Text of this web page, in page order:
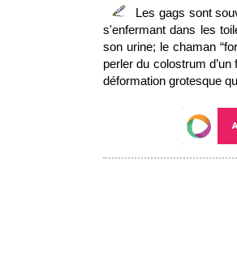
Les gags sont
s'enfermant dans les
son urine; le chaman
perler du colostrum
déformation grotesque